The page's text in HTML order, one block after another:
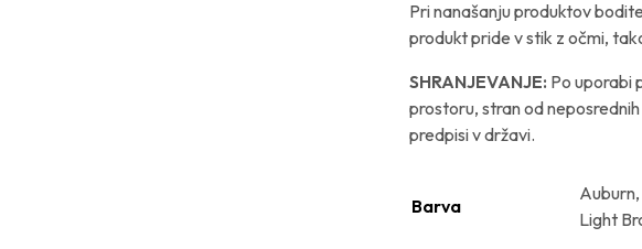
Pri nanašanju produktov
produkt pride v stik z očmi,
SHRANJEVANJE: Po uporabi
prostoru, stran od
predpisi v državi.
Barva
Light